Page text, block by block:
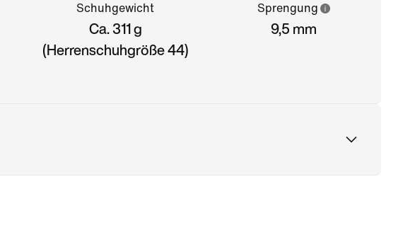
Schuhgewicht
Ca. 311 g
(Herrenschuhgröße 44)
Sprengung
9,5 mm